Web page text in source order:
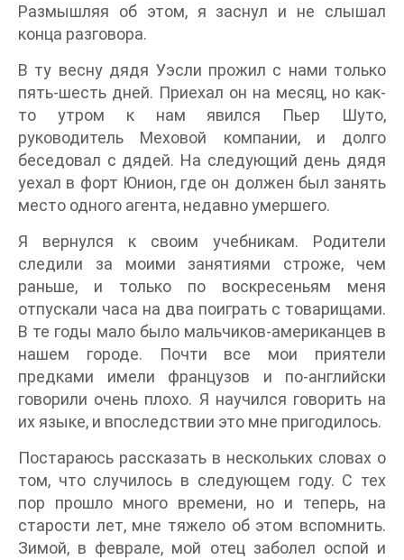
Размышляя об этом, я заснул и не слышал
конца разговора.
В ту весну дядя Уэсли прожил с нами только
пять-шесть дней. Приехал он на месяц, но как-
то утром к нам явился Пьер Шуто,
руководитель Меховой компании, и долго
беседовал с дядей. На следующий день дядя
уехал в форт Юнион, где он должен был занять
место одного агента, недавно умершего.
Я вернулся к своим учебникам. Родители
следили за моими занятиями строже, чем
раньше, и только по воскресеньям меня
отпускали часа на два поиграть с товарищами.
В те годы мало было мальчиков-американцев в
нашем городе. Почти все мои приятели
предками имели французов и по-английски
говорили очень плохо. Я научился говорить на
их языке, и впоследствии это мне пригодилось.
Постараюсь рассказать в нескольких словах о
том, что случилось в следующем году. С тех
пор прошло много времени, но и теперь, на
старости лет, мне тяжело об этом вспомнить.
Зимой, в феврале, мой отец заболел оспой и